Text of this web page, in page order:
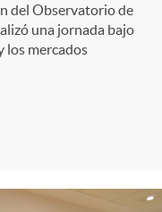
del Observatorio de
una jornada bajo
los mercados